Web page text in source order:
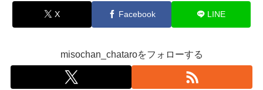
X Facebook LINE
misochan_chataroをフォローする